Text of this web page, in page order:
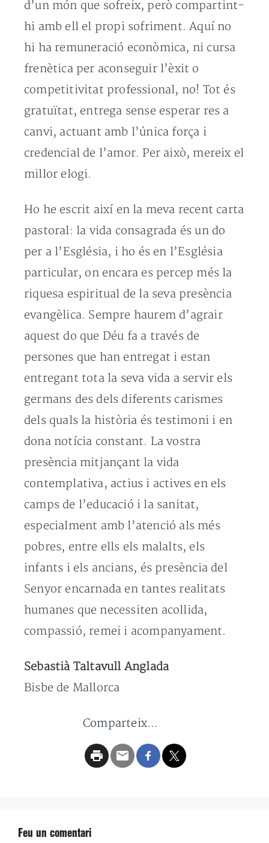
d’un món que sofreix, però compartint-
hi amb ell el propi sofriment. Aquí no
hi ha remuneració econòmica, ni cursa
frenètica per aconseguir l’èxit o
competitivitat professional, no! Tot és
gratuïtat, entrega sense esperar res a
canvi, actuant amb l’única força i
credencial de l’amor. Per això, mereix el
millor elogi.
Ho he escrit així en la meva recent carta
pastoral: la vida consagrada és un do
per a l’Església, i ho és en l’Església
particular, on encara es percep més la
riquesa espiritual de la seva presència
evangèlica. Sempre haurem d’agrair
aquest do que Déu fa a través de
persones que han entregat i estan
entregant tota la seva vida a servir els
germans des dels diferents carismes
dels quals la història és testimoni i en
dona notícia constant. La vostra
presència mitjançant la vida
contemplativa, actius i actives en els
camps de l’educació i la sanitat,
especialment amb l’atenció als més
pobres, entre ells els malalts, els
infants i els ancians, és presència del
Senyor encarnada en tantes realitats
humanes que necessiten acollida,
compassió, remei i acompanyament.
Sebastià Taltavull Anglada
Bisbe de Mallorca
Comparteix...
Feu un comentari